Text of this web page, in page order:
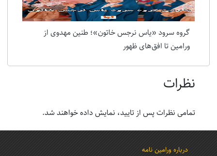
گروه سرود «یاس نرجس خاتون»؛ طنین مهدوی از
ورامین تا افق‌های ظهور
نظرات
تمامی نظرات پس از تایید، نمایش داده خواهند شد.
درباره ورامین نامه